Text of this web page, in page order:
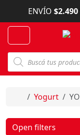
Skip to content
ENVÍO $2.490
B
s
q
d
Home
Yogurt
Open filters